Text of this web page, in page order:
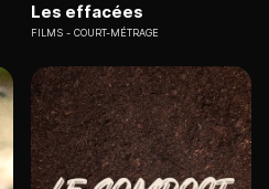
Les effacées
FILMS COURT-MÉTRAGE